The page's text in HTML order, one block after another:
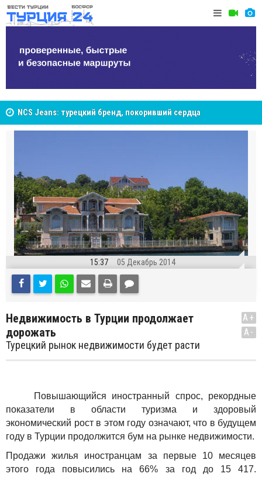
покупателей Центральной Азии
Cottonhill покоряет мировые рынки
Стамбуле
15:37 05 Декабрь 2014
Недвижимость в Турции продолжает
дорожать
Турецкий рынок недвижимости будет расти
A+
A-
Повышающийся иностранный спрос, рекордные
показатели в области туризма и здоровый
экономический рост в этом году означают, что в будущем
году в Турции продолжится бум на рынке недвижимости.
Продажи жилья иностранцам за первые 10 месяцев
этого года повысились на 66% за год до 15 417.